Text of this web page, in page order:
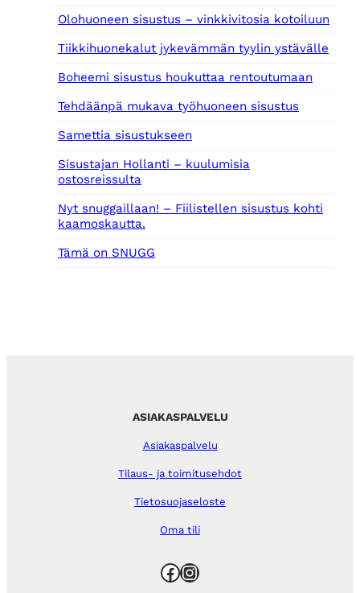
Olohuoneen sisustus – vinkkivitosia kotoiluun
Tiikkihuonekalut jykevämmän tyylin ystävälle
Boheemi sisustus houkuttaa rentoutumaan
Tehdäänpä mukava työhuoneen sisustus
Samettia sisustukseen
Sisustajan Hollanti – kuulumisia
ostosreissulta
Nyt snuggaillaan! – Fiilistellen sisustus kohti
kaamoskautta.
Tämä on SNUGG
ASIAKASPALVELU
Asiakaspalvelu
Tilaus- ja toimitusehdot
Tietosuojaseloste
Oma tili
Facebook Instagram